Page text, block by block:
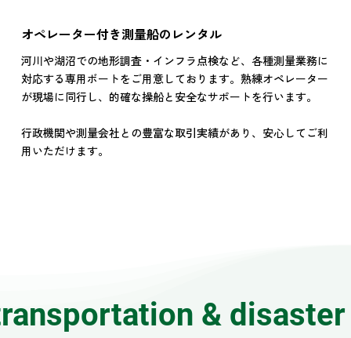
オペレーター付き測量船のレンタル
河川や湖沼での地形調査・インフラ点検など、各種測量業務に
対応する専用ボートをご用意しております。熟練オペレーター
が現場に同行し、的確な操船と安全なサポートを行います。
行政機関や測量会社との豊富な取引実績があり、安心してご利
用いただけます。
&